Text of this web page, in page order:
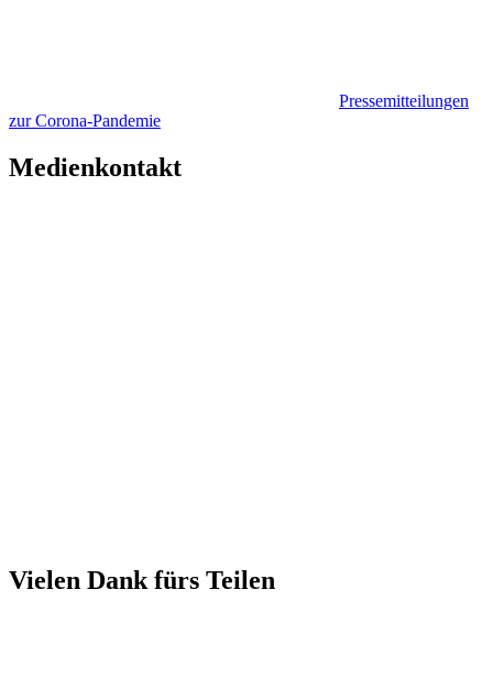
Pressemitteilungen
zur Corona-Pandemie
Medienkontakt
Vielen Dank fürs Teilen